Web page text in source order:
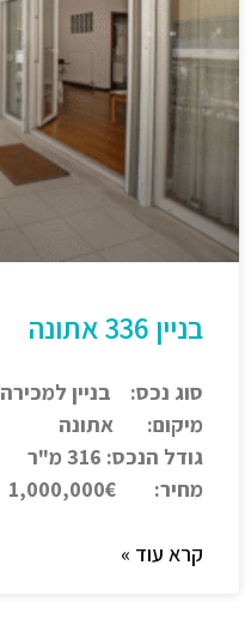
בניין 336 אתונה
סוג נכס: בניין למכירה
מיקום: אתונה
גודל הנכס: 316 מ"ר
מחיר: 1,000,000€
קרא עוד »